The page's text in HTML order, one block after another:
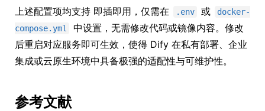
上述配置项均支持 即插即用，仅需在 .env 或
docker-
compose.yml
中设置，无需修改代码或镜像内容。修改
后重启对应服务即可生效，使得 Dify 在私有部署、企业
集成或云原生环境中具备极强的适配性与可维护性。
参考文献